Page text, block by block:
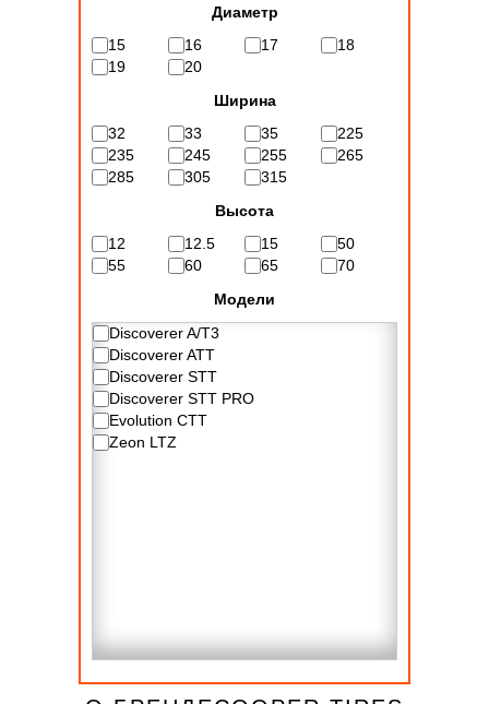
Диаметр
15
16 17
18
19
20
Ширина
32
33 35
225
235
245 255
265
285
305
315
Высота
12
12.5 15
50
55
60 65
70
Модели
Discoverer A/T3
Discoverer ATT
Discoverer STT
Discoverer STT PRO
Evolution CTT
Zeon LTZ